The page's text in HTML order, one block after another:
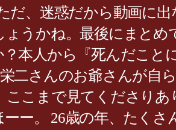
だ、迷惑だから動画に出
うかね。最後にまとめ
本人から『死んだこと
二さんのお爺さんが自
こまで見てくださりあ
ー。 26歳の年、たくさ